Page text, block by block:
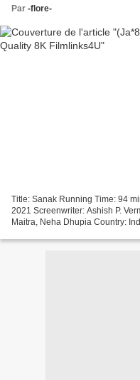
Par -flore-
Title: Sanak Running Time: 94
2021 Screenwriter: Ashish P.
Maitra, Neha Dhupia Country: